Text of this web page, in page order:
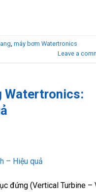
, máy bơm Watertronics
Leave a
Watertronics:
đứng (Vertical Turbine –